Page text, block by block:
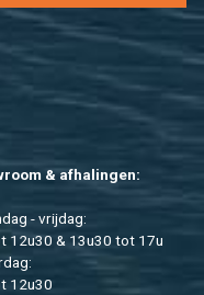
& af­ha­lin­gen:
- vrij­dag:
12u30 & 13u30 tot 17u
12u30